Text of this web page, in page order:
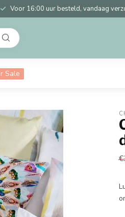
Voor 16:00 uur besteld, vandaag
Sale